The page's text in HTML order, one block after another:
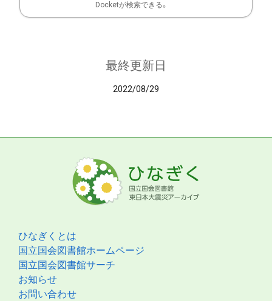
Docketが検索できる。
最終更新日
2022/08/29
ひなぎくとは
国立国会図書館ホームページ
国立国会図書館サーチ
お知らせ
お問い合わせ